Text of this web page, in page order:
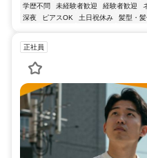
学歴不問 未経験者歓迎 経験者歓迎
深夜
ピアスOK 土日祝休み 髪型・
正社員